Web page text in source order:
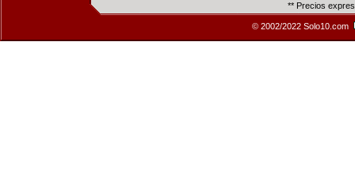
** Precios
© 2002/2022 Solo10.com